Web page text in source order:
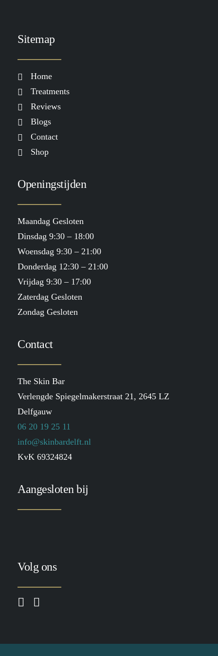
Sitemap
Home
Treatments
Reviews
Blogs
Contact
Shop
Openingstijden
Maandag Gesloten
Dinsdag 9:30 – 18:00
Woensdag 9:30 – 21:00
Donderdag 12:30 – 21:00
Vrijdag 9:30 – 17:00
Zaterdag Gesloten
Zondag Gesloten
Contact
The Skin Bar
Verlengde Spiegelmakerstraat 21, 2645 LZ
Delfgauw
06 20 19 25 11
info@skinbardelft.nl
KvK 69324824
Aangesloten bij
Volg ons